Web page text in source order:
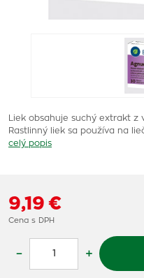
Liek obsahuje suchý extrakt z
Rastlinný liek sa používa na
celý popis
9,19 €
Cena s DPH
– +